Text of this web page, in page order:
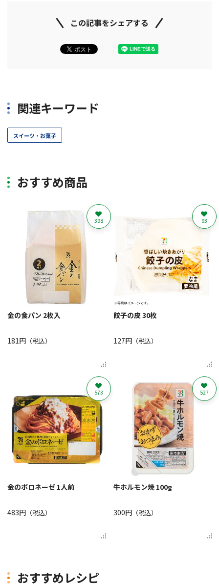
この記事をシェアする
関連キーワード
スイーツ・お菓子
おすすめ商品
金の食パン 2枚入
181円 （税込）
398
餃子の皮 30枚
127円（税込）
93
金のボロネーゼ 1人前
483円 （税込）
573
牛ホルモン焼 100g
300円（税込）
527
おすすめレシピ